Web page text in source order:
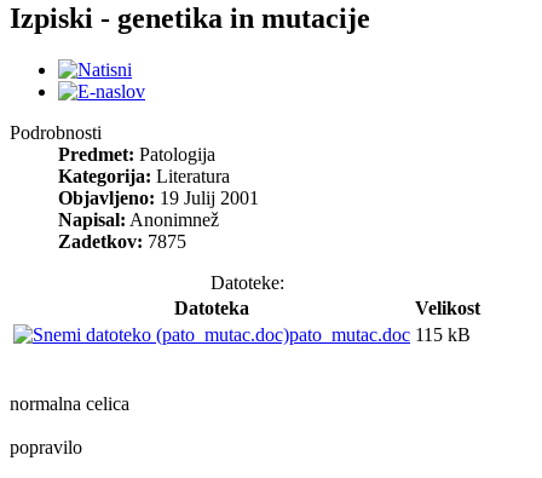
Izpiski - genetika in mutacije
Podrobnosti
Predmet: Patologija
Kategorija: Literatura
Objavljeno: 19 Julij 2001
Napisal: Anonimnež
Zadetkov: 7875
Datoteke:
Datoteka
Velikost
pato_mutac.doc 115 kB
normalna celica
popravilo